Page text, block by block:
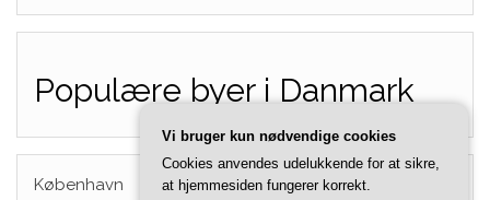
Populære byer i Danmark
København
Vi bruger kun nødvendige cookies
Cookies anvendes udelukkende for at sikre,
at hjemmesiden fungerer korrekt.